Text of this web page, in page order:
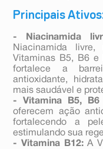
Principais
- Niacinamida
Niacinamida
Vitaminas B5, B6 e
fortalece a
antioxidante,
mais saudável e
- Vitamina B5,
oferecem ação
fortalecendo a
estimulando sua
- Vitamina B12:A